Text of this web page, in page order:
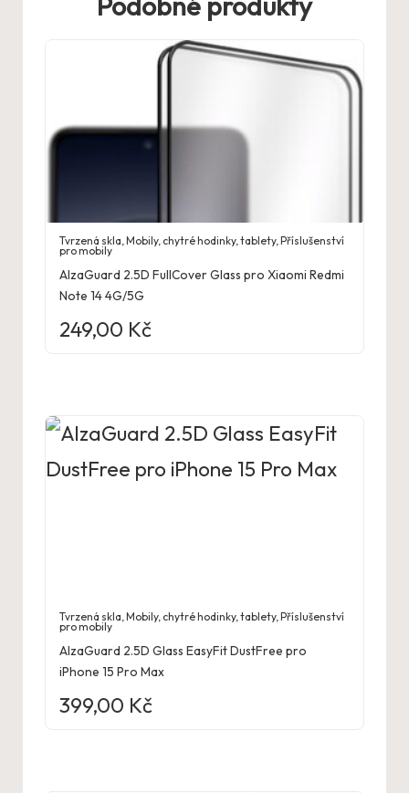
Tvrzená skla ,Mobily, chytré hodinky, tablety,Příslušenství
pro mobily
AlzaGuard 2.5D FullCover Glass pro Xiaomi Redmi
Note 14 4G/5G
249,00 Kč
Tvrzená skla,Mobily, chytré hodinky, tablety,Příslušenství
pro mobily
AlzaGuard 2.5D Glass EasyFit DustFree pro
iPhone 15 Pro Max
399,00 Kč